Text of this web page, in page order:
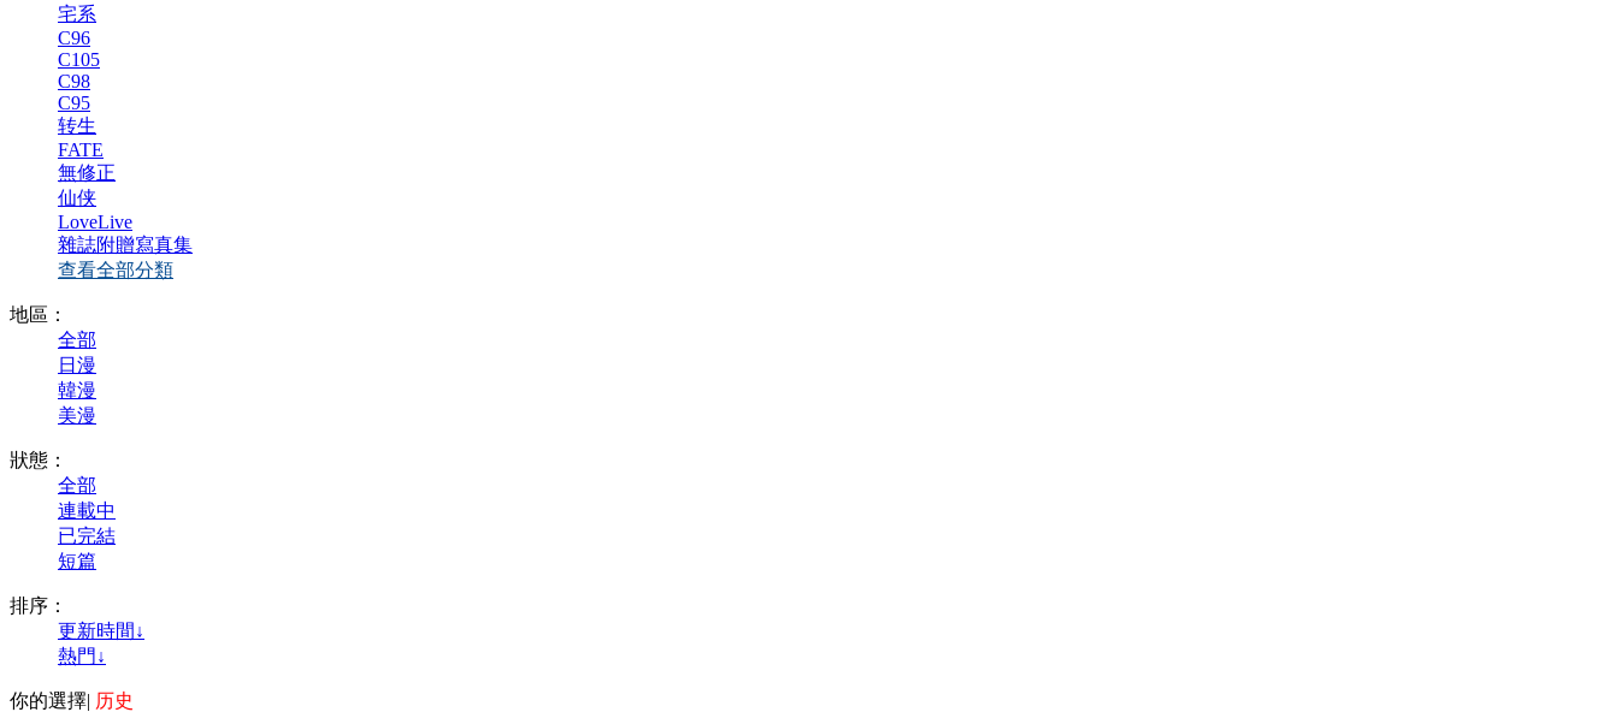
宅系
C96
C105
C98
C95
转生
FATE
無修正
仙侠
LoveLive
雜誌附贈寫真集
查看全部分類
地區：
全部
日漫
韓漫
美漫
狀態：
全部
連載中
已完結
短篇
排序：
更新時間↓
熱門↓
你的選擇| 历史